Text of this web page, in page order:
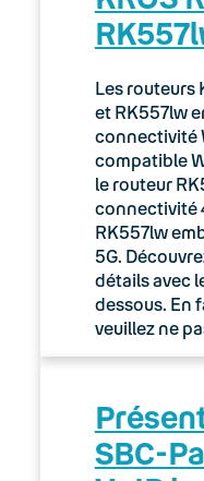
Les routeurs
et RK557lw
connectivité
compatible
le routeur
connectivité
RK557lw
5G.
détails avec
dessous. En
veuillez ne
SBC-